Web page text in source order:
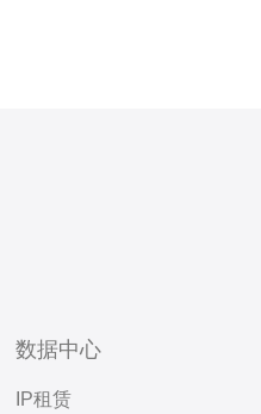
数据中心
IP租赁